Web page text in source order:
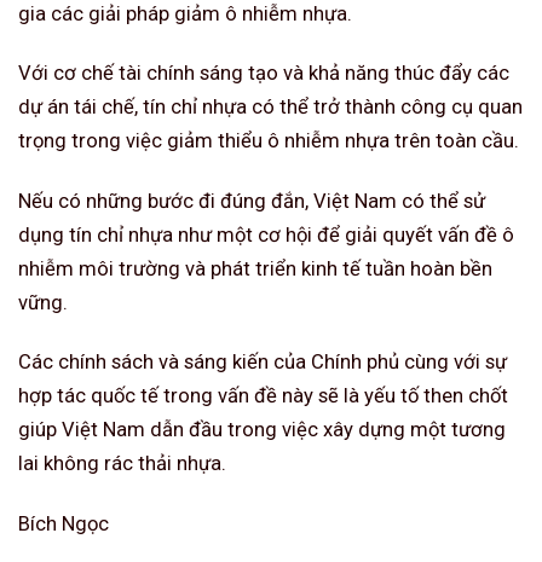
gia các giải pháp giảm ô nhiễm nhựa.
Với cơ chế tài chính sáng tạo và khả năng thúc đẩy các
dự án tái chế, tín chỉ nhựa có thể trở thành công cụ quan
trọng trong việc giảm thiểu ô nhiễm nhựa trên toàn cầu.
Nếu có những bước đi đúng đắn, Việt Nam có thể sử
dụng tín chỉ nhựa như một cơ hội để giải quyết vấn đề ô
nhiễm môi trường và phát triển kinh tế tuần hoàn bền
vững.
Các chính sách và sáng kiến của Chính phủ cùng với sự
hợp tác quốc tế trong vấn đề này sẽ là yếu tố then chốt
giúp Việt Nam dẫn đầu trong việc xây dựng một tương
lai không rác thải nhựa.
Bích Ngọc